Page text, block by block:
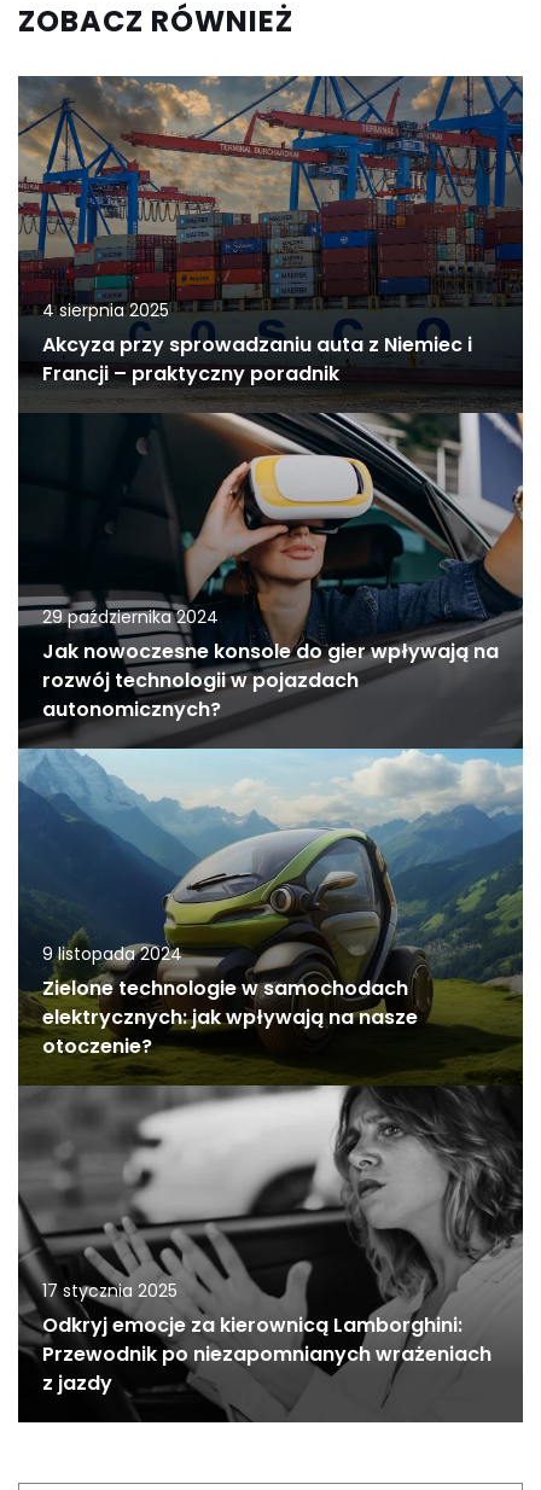
ZOBACZ RÓWNIEŻ
4 sierpnia 2025
Akcyza przy sprowadzaniu auta z Niemiec i
Francji – praktyczny poradnik
29 października 2024
Jak nowoczesne konsole do gier wpływają na
rozwój technologii w pojazdach
autonomicznych?
9 listopada 2024
Zielone technologie w samochodach
elektrycznych: jak wpływają na nasze
otoczenie?
17 stycznia 2025
Odkryj emocje za kierownicą Lamborghini:
Przewodnik po niezapomnianych wrażeniach
z jazdy